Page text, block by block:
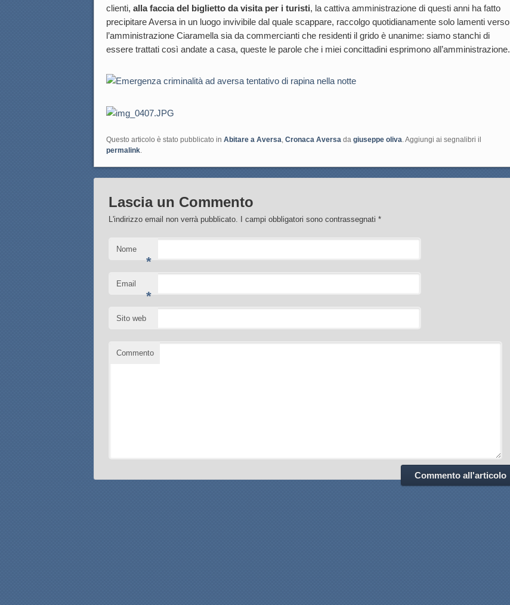
clienti, alla faccia del biglietto da visita per i turisti, la cattiva amministrazione di questi anni ha fatto
precipitare Aversa in un luogo invivibile dal quale scappare, raccolgo quotidianamente solo lamenti verso
l’amministrazione Ciaramella sia da commercianti che residenti il grido è unanime: siamo stanchi di
essere trattati così andate a casa, queste le parole che i miei concittadini esprimono all’amministrazione.
Questo articolo è stato pubblicato in Abitare a Aversa, Cronaca Aversa da giuseppe oliva. Aggiungi ai segnalibri il
permalink.
Lascia un Commento
L'indirizzo email non verrà pubblicato. I campi obbligatori sono contrassegnati*
Nome
*
Email
*
Sito web
Commento